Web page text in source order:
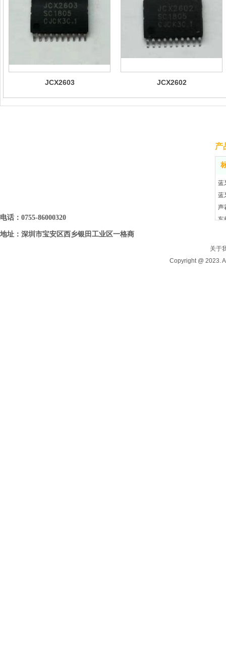
JCX2603 JCX2602
蓝
蓝
声
车
电话：0755-86000320
地址：深圳市宝安区西乡银田工业区一格商
产
关于
Copyright @ 2023.